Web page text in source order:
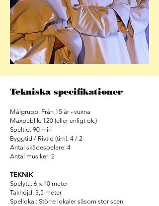
Tekniska specifikationer
Målgrupp: Från 15 år - vuxna
Maxpublik: 120 (eller enligt ök.)
Speltid: 90 min
Byggtid / Rivtid (tim): 4 / 2
Antal skådespelare: 4
Antal musiker: 2
TEKNIK
Spelyta: 6 x 10 meter
Takhöjd: 3,5 meter
Spellokal: Större lokaler såsom stor scen,